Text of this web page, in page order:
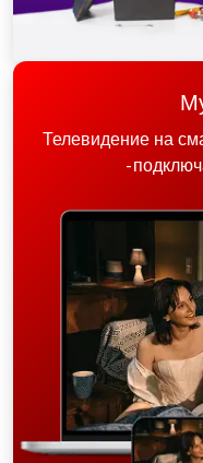
Телевидение на
-